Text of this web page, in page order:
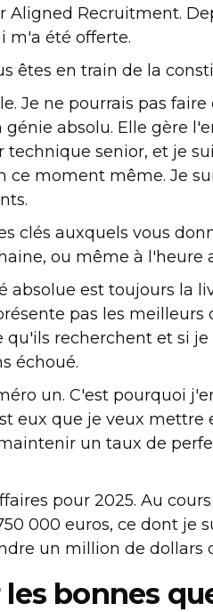
Recruitment.
m'a été offerte.
êtes en train de la
Je ne pourrais pas faire
absolu. Elle gère
senior, et je
ce moment même. Je
clés auxquels vous
ou même à l'heure
absolue est toujours la
pas les meilleurs
recherchent et si je
échoué.
un. C'est pourquoi
eux que je veux mettre
un taux de
pour 2025. Au
000 euros, ce dont je
un million de dollars
bonnes